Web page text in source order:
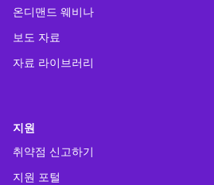
온디맨드 웨비나
보도 자료
자료 라이브러리
지원
취약점 신고하기
지원 포털